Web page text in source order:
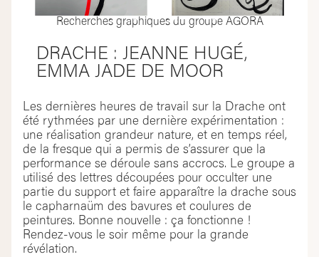
Recherches graphiques du groupe AGORA
DRACHE : JEANNE HUGÉ,
EMMA JADE DE MOOR
Les dernières heures de travail sur la Drache ont
été rythmées par une dernière expérimentation :
une réalisation grandeur nature, et en temps réel,
de la fresque qui a permis de s’assurer que la
performance se déroule sans accrocs. Le groupe a
utilisé des lettres découpées pour occulter une
partie du support et faire apparaître la drache sous
le capharnaüm des bavures et coulures de
peintures. Bonne nouvelle : ça fonctionne !
Rendez-vous le soir même pour la grande
révélation.